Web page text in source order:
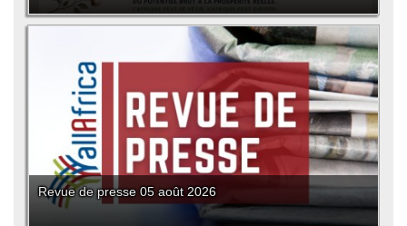
Revue de presse 05 août 2026